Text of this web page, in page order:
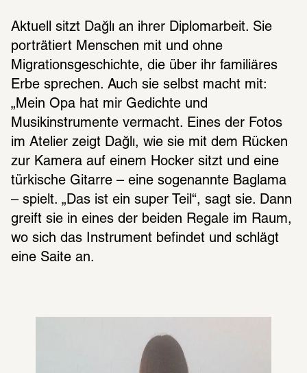
Aktuell sitzt Dağlı an ihrer Diplomarbeit. Sie
porträtiert Menschen mit und ohne
Migrationsgeschichte, die über ihr familiäres
Erbe sprechen. Auch sie selbst macht mit:
„Mein Opa hat mir Gedichte und
Musikinstrumente vermacht. Eines der Fotos
im Atelier zeigt Dağlı, wie sie mit dem Rücken
zur Kamera auf einem Hocker sitzt und eine
türkische Gitarre – eine sogenannte Baglama
– spielt. „Das ist ein super Teil“, sagt sie. Dann
greift sie in eines der beiden Regale im Raum,
wo sich das Instrument befindet und schlägt
eine Saite an.